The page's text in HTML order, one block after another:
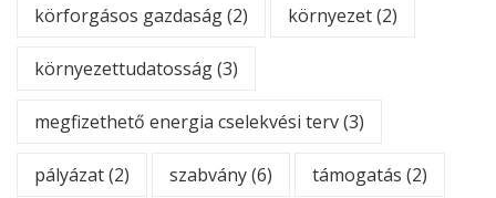
körforgásos gazdaság(2) környezet(2)
környezettudatosság(3)
megfizethető energia cselekvési terv(3)
pályázat(2) szabvány(6) támogatás (2)